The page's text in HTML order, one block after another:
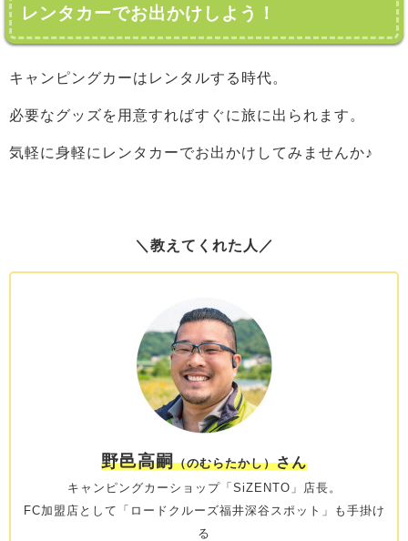
レンタカーでお出かけしよう！
キャンピングカーはレンタルする時代。
必要なグッズを用意すればすぐに旅に出られます。
気軽に身軽にレンタカーでお出かけしてみませんか♪
＼教えてくれた人／
野邑高嗣（のむらたかし）さん
キャンピングカーショップ「SiZENTO」店長。
FC加盟店として「ロードクルーズ福井深谷スポット」も手掛け
る